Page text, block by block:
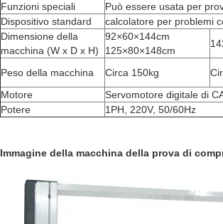
Funzioni speciali
Può essere usata per
Dispositivo standard
calcolatore per problemi
Dimensione della
macchina (W x D x H)
92×60×144cm
125×80×148cm
Peso della macchina Circa 150kg
Motore
Servomotore digitale di
Potere
1PH, 220V, 50/60Hz
Immagine della macchina della prova di